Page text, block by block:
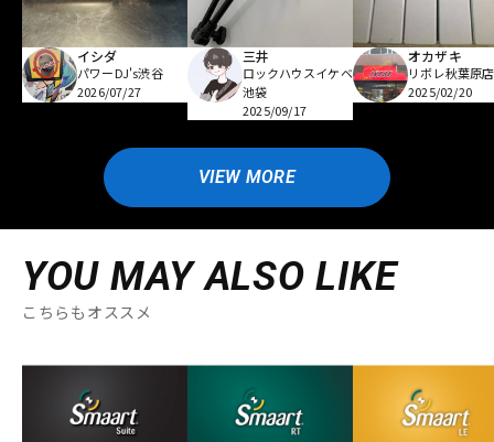
イシダ
パワーDJ's渋谷
2026/07/27
三井
ロックハウスイケベ
池袋
2025/09/17
オカザキ
リボレ秋葉原店
2025/02/20
VIEW MORE
YOU MAY ALSO LIKE
こちらもオススメ